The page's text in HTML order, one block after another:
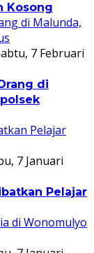
Kosong
7 Februari
di
7 Januari
Pelajar